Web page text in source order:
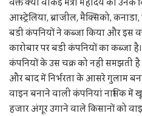
आस्ट्रेलिया, ब्राजील, मैक्सिको,
बडी कंपनियों ने कब्जा किया और इस
कारोबार पर बडी कंपनियों का कब्जा
कंपनियों के उस चक्र को नहीं समझती
और बाद में निर्भरता के आसरे गुलाम
वाइन बनाने वाली कंपनियां नासिक में
हजार अंगूर उगाने वाले किसानों को